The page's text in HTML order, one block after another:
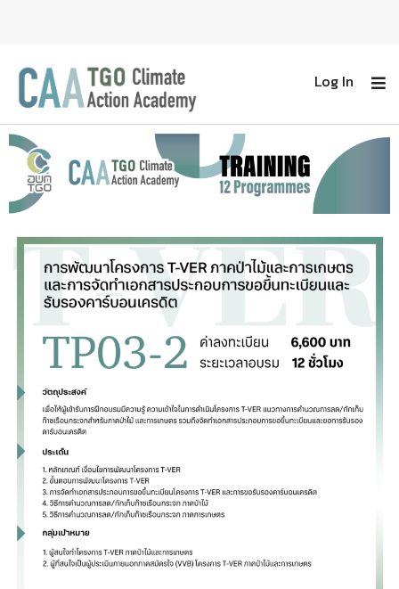
Log In